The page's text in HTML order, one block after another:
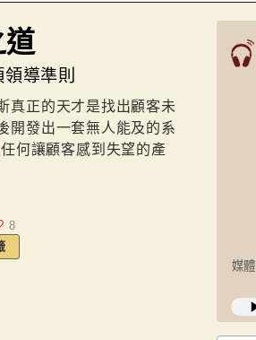
道
導準則
真正的天才是找出顧客未
開發出一套無人能及的系
何讓顧客感到失望的產
8
媒